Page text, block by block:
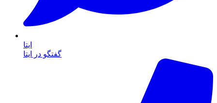
ایتا
گفتگو در ایتا